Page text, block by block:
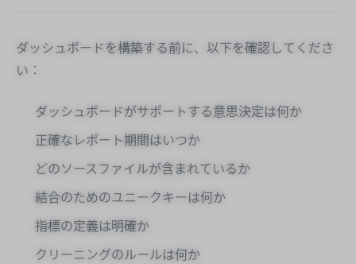
ダッシュボードを構築する前に、以下を確認してくださ
い：
ダッシュボードがサポートする意思決定は何か
正確なレポート期間はいつか
どのソースファイルが含まれているか
結合のためのユニークキーは何か
指標の定義は明確か
クリーニングのルールは何か